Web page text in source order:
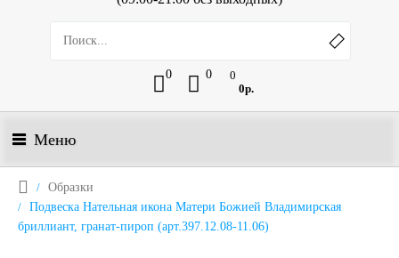
0 0
0
0р.
Меню
Образки
Подвеска Нательная икона Матери Божией Владимирская
бриллиант, гранат-пироп (арт.397.12.08-11.06)